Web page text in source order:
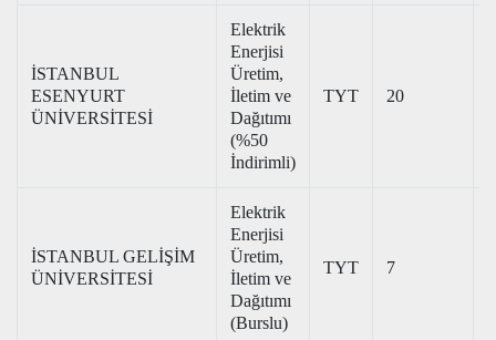
İSTANBUL
ESENYURT
ÜNİVERSİTESİ
Elektrik
Enerjisi
Üretim,
İletim ve
Dağıtımı
(%50
İndirimli)
TYT 20
İSTANBUL GELİŞİM
ÜNİVERSİTESİ
Elektrik
Enerjisi
Üretim,
İletim ve
Dağıtımı
(Burslu)
TYT 7